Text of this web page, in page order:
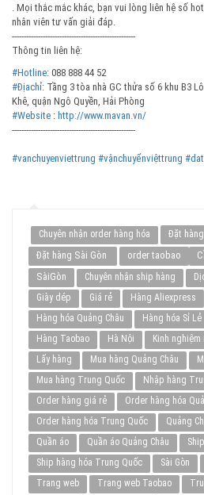
. Mọi thắc mắc khác, bạn vui lòng liên hệ số
nhân viên tư vấn giải đáp.
----------------------------------------------------
Thông tin liên hệ:
#Hotline: 088 888 44 52
#Địachỉ: Tầng 3 tòa nhà GC thửa số 6 khu B3
Khê, quận Ngô Quyền, Hải Phòng
#Website : http://www.mavan.vn/
----------------------------------------------------
#vanchuyenviettrung #vậnchuyểnviệttrung
Chuyên nhận order hàng hóa
Đặt
Đặt hàng Sài Gòn
order taobao
SàiGòn
Chuyên nhận ship hàng
Giày dép
Giá rẻ Hàng Aliexpress
Hàng hóa Quảng Châu
Hàng hóa Sỉ Lẻ
Hàng Taobao
Hà Nội Kinh nghiệm
Lấy hàng
Mua hàng Quảng Châu
Mua hàng Trung Quốc
Nhập hàng
Order hàng giá rẻ
Order hàng hóa
Order hàng hóa Trung Quốc
Quảng
Quần áo
Quần áo Quảng Châu
Ship hàng hóa Trung Quốc
Sài Gòn
Trang web
Trang web Taobao